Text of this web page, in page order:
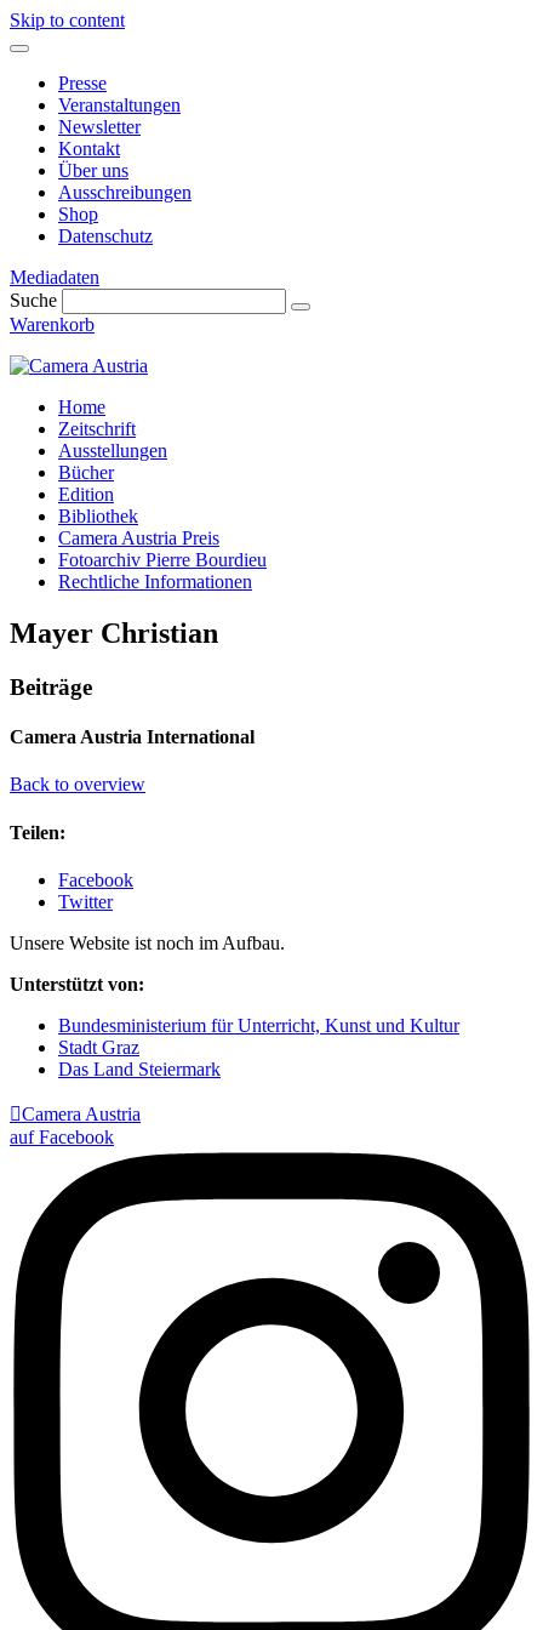
Skip to content
Presse
Veranstaltungen
Newsletter
Kontakt
Über uns
Ausschreibungen
Shop
Datenschutz
Mediadaten
Suche
Warenkorb
Home
Zeitschrift
Ausstellungen
Bücher
Edition
Bibliothek
Camera Austria Preis
Fotoarchiv Pierre Bourdieu
Rechtliche Informationen
Mayer Christian
Beiträge
Camera Austria International
Back to overview
Teilen:
Facebook
Twitter
Unsere Website ist noch im Aufbau.
Unterstützt von:
Bundesministerium für Unterricht, Kunst und Kultur
Stadt Graz
Das Land Steiermark
Camera Austria
auf Facebook